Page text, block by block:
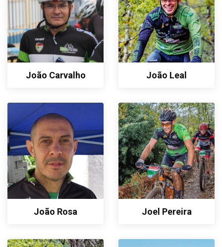
João Carvalho João Leal
João Rosa Joel Pereira